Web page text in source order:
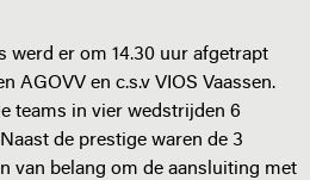
werd er om 14.30 uur afgetrapt
AGOVV en c.s.v VIOS Vaassen.
teams in vier wedstrijden 6
de prestige waren de 3
van belang om de aansluiting met